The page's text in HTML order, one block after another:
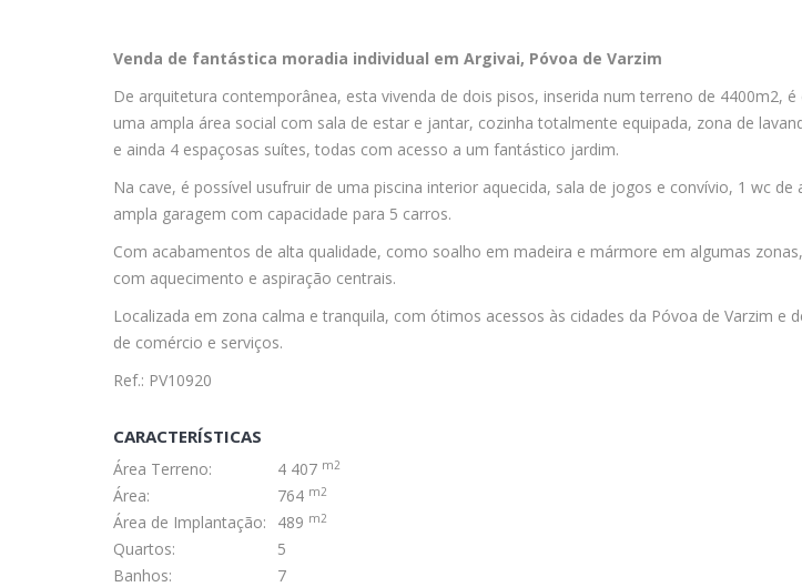
Venda de fantástica moradia individual em Argivai, Póvoa de Varzim
De arquitetura contemporânea, esta vivenda de dois pisos, inserida num terreno de 4400m2,
uma ampla área social com sala de estar e jantar, cozinha totalmente equipada, zona de
e ainda 4 espaçosas suítes, todas com acesso a um fantástico jardim.
Na cave, é possível usufruir de uma piscina interior aquecida, sala de jogos e convívio, 1 wc
ampla garagem com capacidade para 5 carros.
Com acabamentos de alta qualidade, como soalho em madeira e mármore em algumas
com aquecimento e aspiração centrais.
Localizada em zona calma e tranquila, com ótimos acessos às cidades da Póvoa de Varzim e
de comércio e serviços.
Ref.: PV10920
CARACTERÍSTICAS
Área Terreno: 4 407 m2
Área: 764 m2
Área de Implantação: 489 m2
Quartos:
5
Banhos:
7